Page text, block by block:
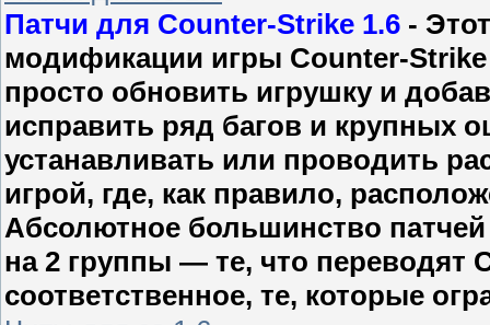
Патчи для Counter-Strike 1.6 -
модификации игры Counter-
просто обновить игрушку и
исправить ряд багов и крупных
устанавливать или проводить
игрой, где, как правило,
Абсолютное большинство
на 2 группы — те, что переводят
соответственное, те, которые